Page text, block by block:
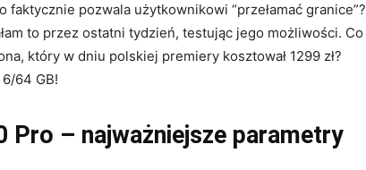
faktycznie pozwala użytkownikowi “przełamać granice”?
to przez ostatni tydzień, testując jego możliwości. Co
który w dniu polskiej premiery kosztował 1299 zł?
64 GB!
Pro – najważniejsze parametry